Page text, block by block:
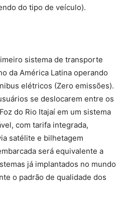
do tipo de veículo).
sistema de transporte
da América Latina operando
elétricos (Zero emissões).
se deslocarem entre os
do Rio Itajaí em um sistema
com tarifa integrada,
satélite e bilhetagem
será equivalente a
já implantados no mundo
o padrão de qualidade dos